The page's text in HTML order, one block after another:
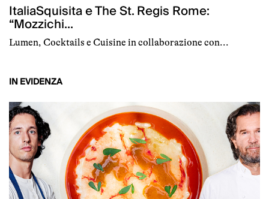
ItaliaSquisita e The St. Regis Rome:
“Mozzichi...
Lumen, Cocktails e Cuisine in collaborazione con...
IN EVIDENZA